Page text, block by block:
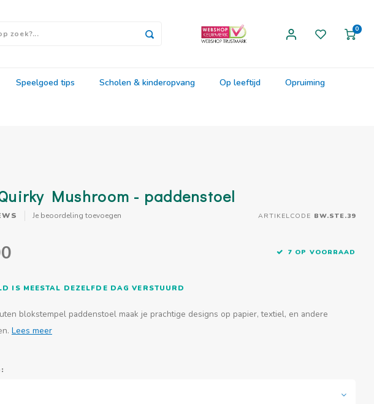
0
Speelgoed tips Scholen & kinderopvang Op leeftijd Opruiming
Mushroom - paddenstoel
Je beoordeling toevoegen ARTIKELCODE BW.STE.39
7 OP VOORRAAD
IS MEESTAL DEZELFDE DAG VERSTUURD
blokstempel paddenstoel maak je prachtige designs op papier, textiel, en andere
Lees meer